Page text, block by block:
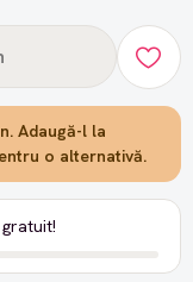
Adaugă-l la
o alternativă.